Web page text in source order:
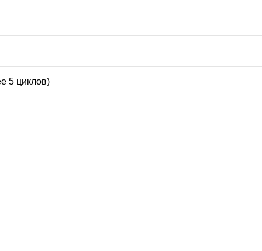
5 циклов)